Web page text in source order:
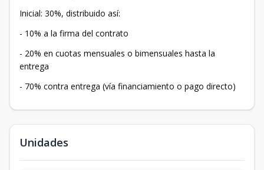
Inicial: 30%, distribuido así:
- 10% a la firma del contrato
- 20% en cuotas mensuales o bimensuales hasta la
entrega
- 70% contra entrega (vía financiamiento o pago directo)
Unidades